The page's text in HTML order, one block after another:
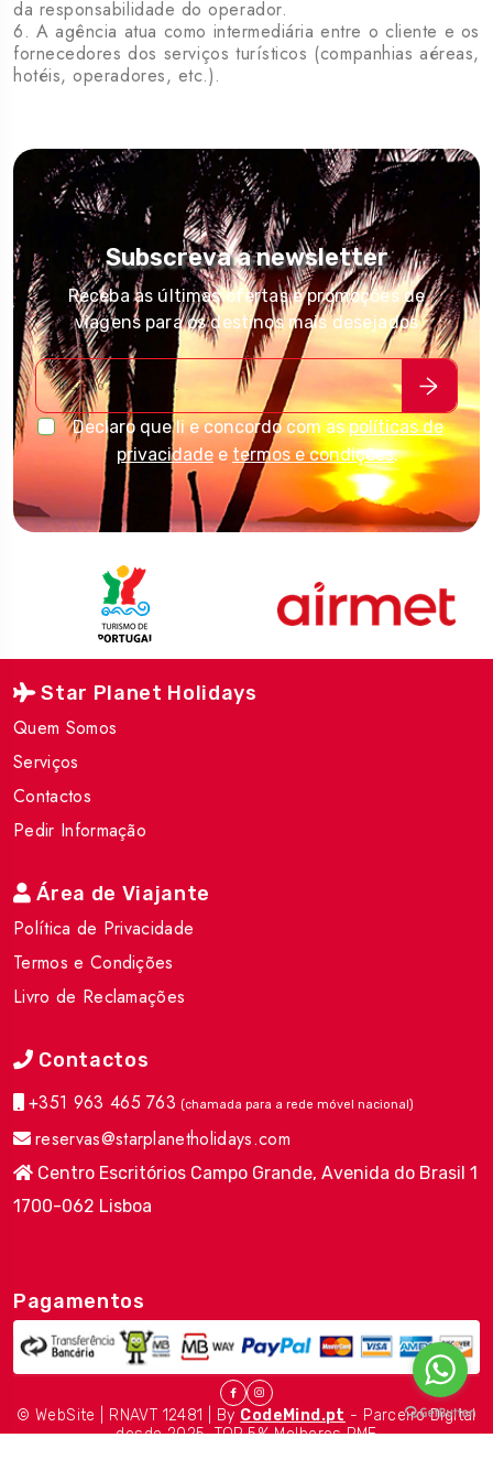
da responsabilidade do operador.
6. A agência atua como intermediária entre o cliente e os
fornecedores dos serviços turísticos (companhias aéreas,
hotéis, operadores, etc.).
Subscreva a newsletter
Receba as últimas ofertas e promoções de
viagens para os destinos mais desejados
Declaro que li e concordo com aspolíticas de
privacidade e termos e condições.
Star Planet Holidays
Quem Somos
Serviços
Contactos
Pedir Informação
Área de Viajante
Política de Privacidade
Termos e Condições
Livro de Reclamações
Contactos
+351 963 465 763 (chamada para a rede móvel nacional)
reservas@starplanetholidays.com
Centro Escritórios Campo Grande, Avenida do Brasil 1
1700-062 Lisboa
Pagamentos
© WebSite | RNAVT 12481 | By CodeMind.pt - Parceiro Digital
desde 2025. TOP 5% Melhores PME